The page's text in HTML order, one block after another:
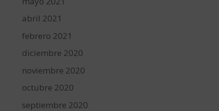
abril 2021
febrero 2021
diciembre 2020
noviembre 2020
octubre 2020
septiembre 2020